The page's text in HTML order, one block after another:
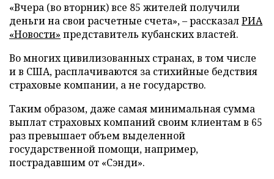
«Вчера (во вторник) все 85 жителей получили
деньги на свои расчетные счета», – рассказалРИА
«Новости» представитель кубанских властей.
Во многих цивилизованных странах, в том числе
и в США, расплачиваются за стихийные бедствия
страховые компании, а не государство.
Таким образом, даже самая минимальная сумма
выплат страховых компаний своим клиентам в 65
раз превышает объем выделенной
государственной помощи, например,
пострадавшим от «Сэнди».